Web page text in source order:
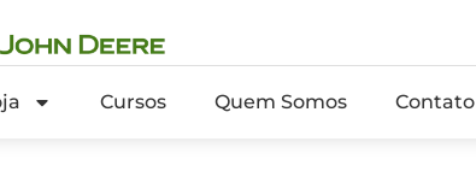
Cursos Quem Somos Contato